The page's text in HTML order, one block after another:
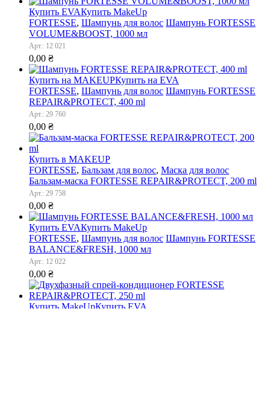
Купить EVAКупить MakeUp
FORTESSE, Шампунь для волос Шампунь FORTESSE
VOLUME&BOOST, 1000 мл
Арт.: 12 021
0,00 ₴
Купить на MAKEUPКупить на EVA
FORTESSE, Шампунь для волос Шампунь FORTESSE
REPAIR&PROTECT, 400 ml
Арт.: 29 760
0,00 ₴
Купить в MAKEUP
FORTESSE, Бальзам для волос, Маска для волос
Бальзам-маска FORTESSE REPAIR&PROTECT, 200 ml
Арт.: 29 758
0,00 ₴
Купить EVAКупить MakeUp
FORTESSE, Шампунь для волос Шампунь FORTESSE
BALANCE&FRESH, 1000 мл
Арт.: 12 022
0,00 ₴
Купить MakeUpКупить EVA